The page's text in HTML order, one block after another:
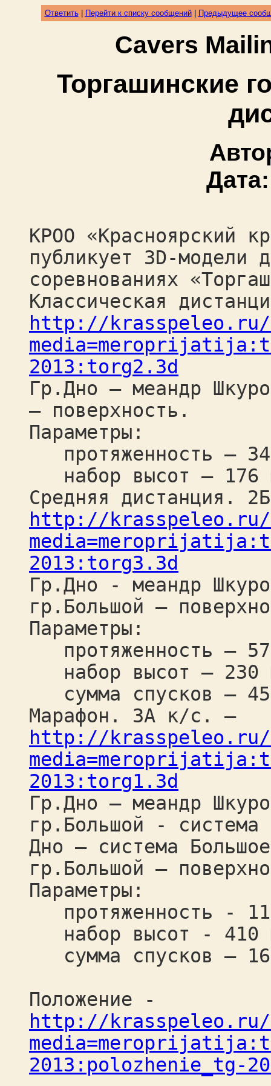
Ответить| Перейти к списку сообщений| Предыдущее
Cavers
Торгашинские
КРОО «Красноярский
публикует 3D-модели
соревнованиях
Классическая
http://
2013:torg2.3d
Гр.Дно – меандр
– поверхность.
Параметры:
протяженность –
набор высот – 176
Средняя дистанция.
http://
2013:torg3.3d
Гр.Дно - меандр
гр.Большой –
Параметры:
протяженность –
набор высот – 230
сумма спусков –
Марафон. 3А к/c. –
http://
2013:torg1.3d
Гр.Дно – меандр
гр.Большой - система
Дно – система
гр.Большой –
Параметры:
протяженность -
набор высот - 410
сумма спусков –
Положение -
http://
2013:polozhenie_tg-